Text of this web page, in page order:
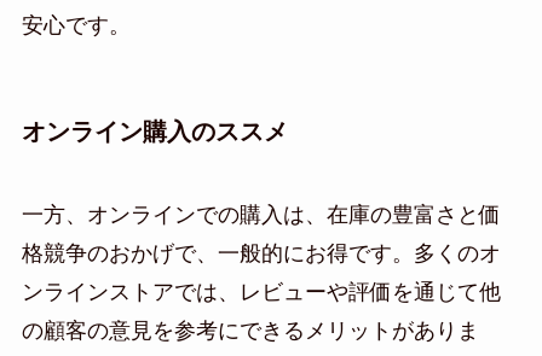
安心です。
オンライン購入のススメ
一方、オンラインでの購入は、在庫の豊富さと価
格競争のおかげで、一般的にお得です。多くのオ
ンラインストアでは、レビューや評価を通じて他
の顧客の意見を参考にできるメリットがありま